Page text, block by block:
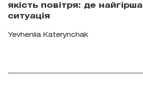
якість повітря: де найгірша
ситуація
Yevheniia Katerynchak